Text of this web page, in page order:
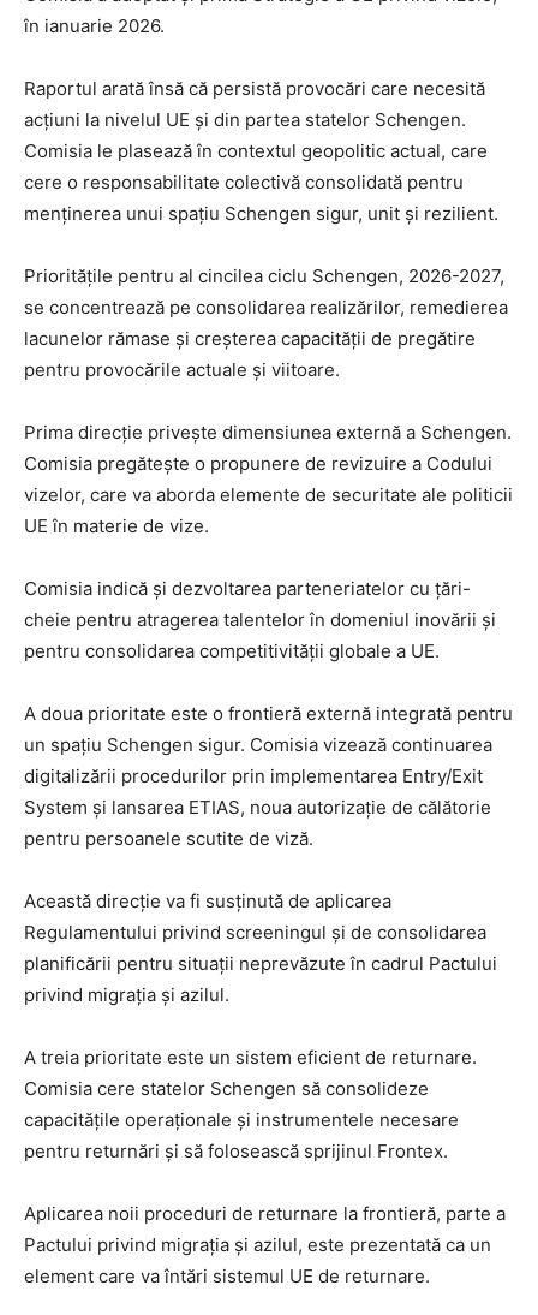
în ianuarie 2026.
Raportul arată însă că persistă provocări care necesită
acțiuni la nivelul UE și din partea statelor Schengen.
Comisia le plasează în contextul geopolitic actual, care
cere o responsabilitate colectivă consolidată pentru
menținerea unui spațiu Schengen sigur, unit și rezilient.
Prioritățile pentru al cincilea ciclu Schengen, 2026-2027,
se concentrează pe consolidarea realizărilor, remedierea
lacunelor rămase și creșterea capacității de pregătire
pentru provocările actuale și viitoare.
Prima direcție privește dimensiunea externă a Schengen.
Comisia pregătește o propunere de revizuire a Codului
vizelor, care va aborda elemente de securitate ale politicii
UE în materie de vize.
Comisia indică și dezvoltarea parteneriatelor cu țări-
cheie pentru atragerea talentelor în domeniul inovării și
pentru consolidarea competitivității globale a UE.
A doua prioritate este o frontieră externă integrată pentru
un spațiu Schengen sigur. Comisia vizează continuarea
digitalizării procedurilor prin implementarea Entry/Exit
System și lansarea ETIAS, noua autorizație de călătorie
pentru persoanele scutite de viză.
Această direcție va fi susținută de aplicarea
Regulamentului privind screeningul și de consolidarea
planificării pentru situații neprevăzute în cadrul Pactului
privind migrația și azilul.
A treia prioritate este un sistem eficient de returnare.
Comisia cere statelor Schengen să consolideze
capacitățile operaționale și instrumentele necesare
pentru returnări și să folosească sprijinul Frontex.
Aplicarea noii proceduri de returnare la frontieră, parte a
Pactului privind migrația și azilul, este prezentată ca un
element care va întări sistemul UE de returnare.